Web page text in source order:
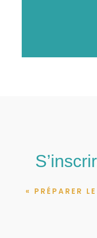
« PRÉPARER